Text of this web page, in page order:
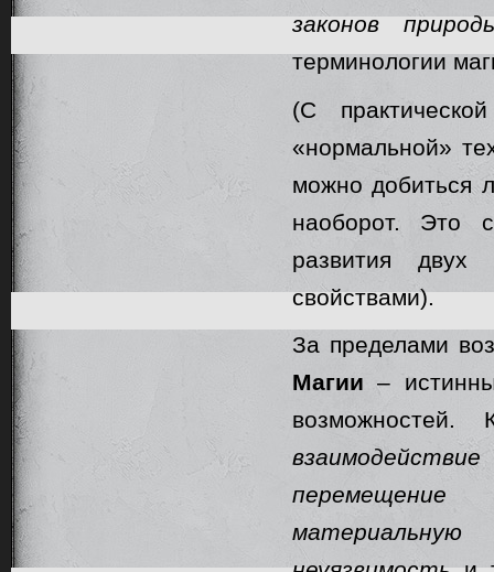
законов
терминологии
(С
«нормальной»
можно добиться
наоборот. Это
развития
свойствами).
За пределами
Магии –